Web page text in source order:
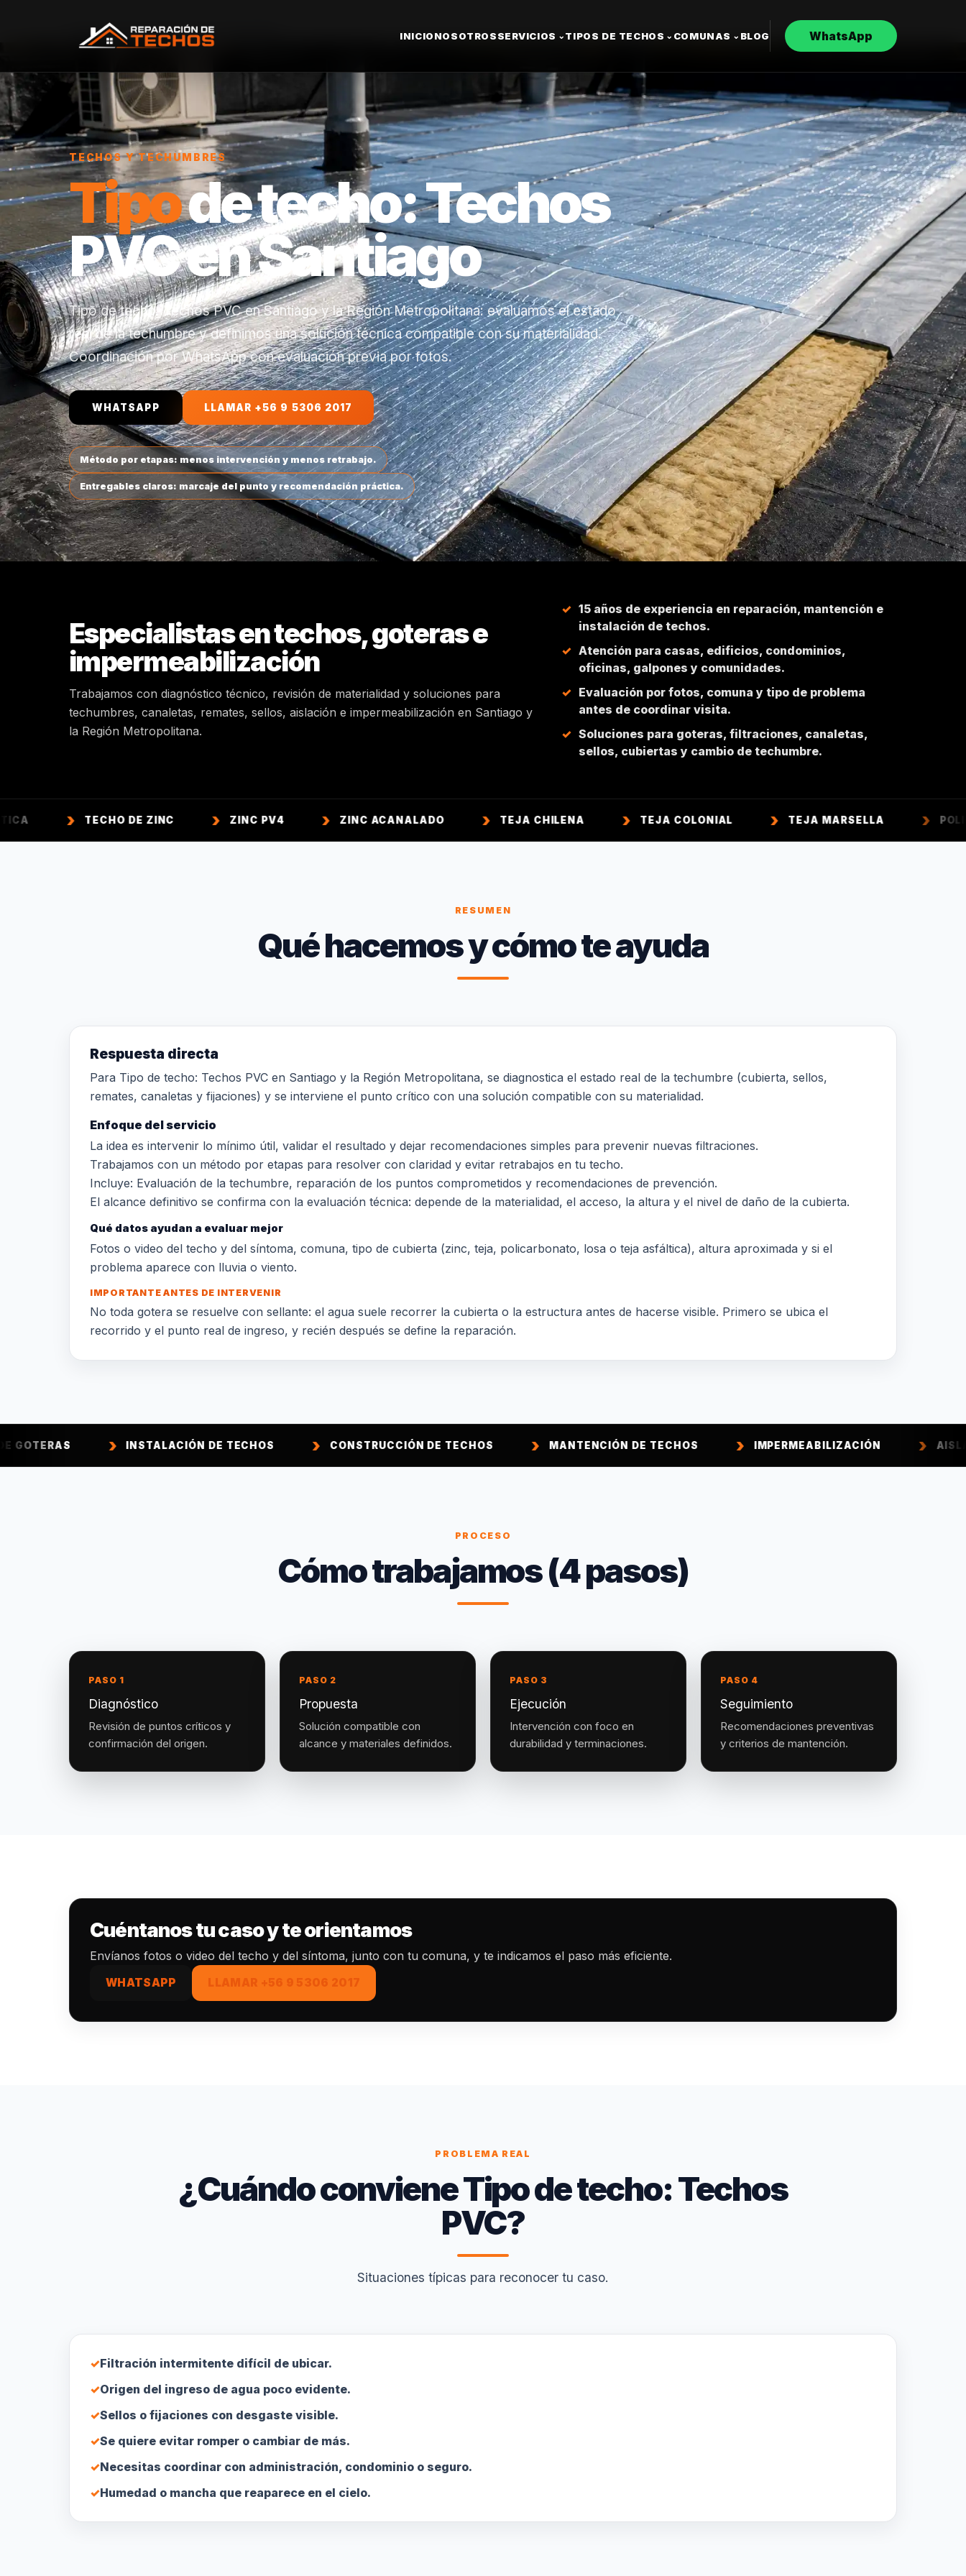
INICIONOSOTROSSERVICIOS ⌄ TIPOS DE TECHOS ⌄ COMUNAS ⌄ BLOG WhatsApp
Inicio/Servicios/Tipo de techo: Techos PVC
TECHOS Y TECHUMBRES
Tipode techo: Techos
PVC en Santiago
Tipo de techo: Techos PVC en Santiago y la Región Metropolitana: evaluamos el estado
real de la techumbre y definimos una solución técnica compatible con su materialidad.
Coordinación por WhatsApp con evaluación previa por fotos.
WHATSAPP LLAMAR +56 9 5306 2017
Método por etapas: menos intervención y menos retrabajo.
Entregables claros: marcaje del punto y recomendación práctica.
Especialistas en techos, goteras e
impermeabilización
Trabajamos con diagnóstico técnico, revisión de materialidad y soluciones para
techumbres, canaletas, remates, sellos, aislación e impermeabilización en Santiago y
la Región Metropolitana.
15 años de experiencia en reparación, mantención e
instalación de techos.
Atención para casas, edificios, condominios,
oficinas, galpones y comunidades.
Evaluación por fotos, comuna y tipo de problema
antes de coordinar visita.
Soluciones para goteras, filtraciones, canaletas,
sellos, cubiertas y cambio de techumbre.
TECHO DE ZINC ZINC PV4 ZINC ACANALADO TEJA CHILENA TEJA COLONIAL TEJA MARSELLA
RESUMEN
Qué hacemos y cómo te ayuda
Respuesta directa
Para Tipo de techo: Techos PVC en Santiago y la Región Metropolitana, se diagnostica el estado real de la techumbre (cubierta, sellos,
remates, canaletas y fijaciones) y se interviene el punto crítico con una solución compatible con su materialidad.
Enfoque del servicio
La idea es intervenir lo mínimo útil, validar el resultado y dejar recomendaciones simples para prevenir nuevas filtraciones.
Trabajamos con un método por etapas para resolver con claridad y evitar retrabajos en tu techo.
Incluye: Evaluación de la techumbre, reparación de los puntos comprometidos y recomendaciones de prevención.
El alcance definitivo se confirma con la evaluación técnica: depende de la materialidad, el acceso, la altura y el nivel de daño de la cubierta.
Qué datos ayudan a evaluar mejor
Fotos o video del techo y del síntoma, comuna, tipo de cubierta (zinc, teja, policarbonato, losa o teja asfáltica), altura aproximada y si el
problema aparece con lluvia o viento.
IMPORTANTE ANTES DE INTERVENIR
No toda gotera se resuelve con sellante: el agua suele recorrer la cubierta o la estructura antes de hacerse visible. Primero se ubica el
recorrido y el punto real de ingreso, y recién después se define la reparación.
INSTALACIÓN DE TECHOS CONSTRUCCIÓN DE TECHOS MANTENCIÓN DE TECHOS IMPERMEABILIZACIÓN AISLACIÓN
PROCESO
Cómo trabajamos (4 pasos)
PASO 1
Diagnóstico
Revisión de puntos críticos y
confirmación del origen.
PASO 2
Propuesta
Solución compatible con
alcance y materiales definidos.
PASO 3
Ejecución
Intervención con foco en
durabilidad y terminaciones.
PASO 4
Seguimiento
Recomendaciones preventivas
y criterios de mantención.
Cuéntanos tu caso y te orientamos
Envíanos fotos o video del techo y del síntoma, junto con tu comuna, y te indicamos el paso más eficiente.
WHATSAPP LLAMAR +56 9 5306 2017
PROBLEMA REAL
¿Cuándo conviene Tipo de techo: Techos
PVC?
Situaciones típicas para reconocer tu caso.
✓Filtración intermitente difícil de ubicar.
✓Origen del ingreso de agua poco evidente.
✓Sellos o fijaciones con desgaste visible.
✓Se quiere evitar romper o cambiar de más.
✓Necesitas coordinar con administración, condominio o seguro.
✓Humedad o mancha que reaparece en el cielo.